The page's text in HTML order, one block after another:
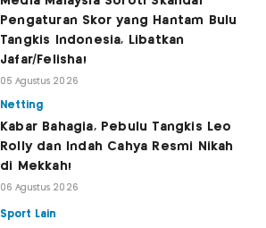
Pengaturan Skor yang Hantam Bulu
Tangkis Indonesia, Libatkan
Jafar/Felisha!
05 Agustus 2026
Netting
Kabar Bahagia, Pebulu Tangkis Leo
Rolly dan Indah Cahya Resmi Nikah
di Mekkah!
06 Agustus 2026
Sport Lain